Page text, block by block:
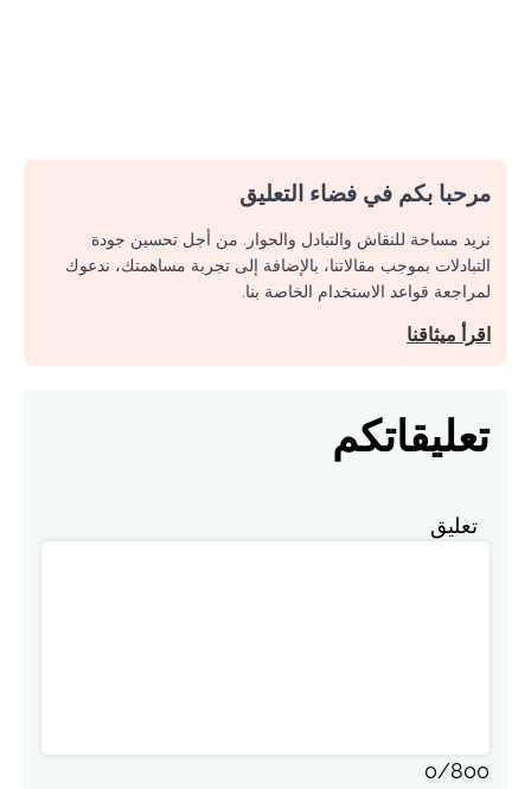
مرحبا بكم في فضاء التعليق
نريد مساحة للنقاش والتبادل والحوار. من أجل تحسين جودة
التبادلات بموجب مقالاتنا، بالإضافة إلى تجربة مساهمتك، ندعوك
لمراجعة قواعد الاستخدام الخاصة بنا.
اقرأ ميثاقنا
تعليقاتكم
تعليق
0/800